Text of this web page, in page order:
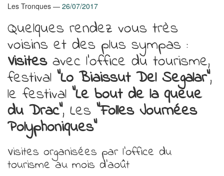
Les Tronques 26/07/2017
Quelques rendez vous très
voisins et des plus sympas :
Visitesavec l'office du tourisme,
festival "Lo Biaissut Del Segalar",
le festival "Le bout de la queue
du Drac", Les "Folles Journées
Polyphoniques"
Visites organisées par l'office du
tourisme au mois d'août